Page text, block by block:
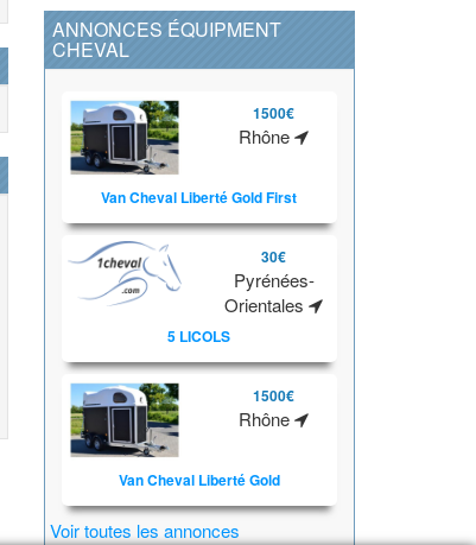
ANNONCES ÉQUIPMENT
CHEVAL
1500€
Rhône
Van Cheval Liberté Gold First
30€
Pyrénées-
Orientales
5 LICOLS
1500€
Rhône
Van Cheval Liberté Gold
Voir toutes les annonces